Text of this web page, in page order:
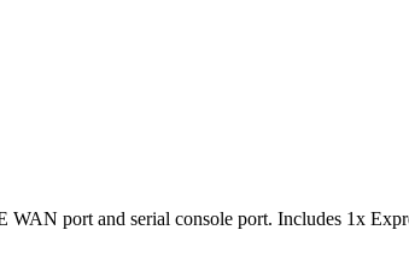
port and serial console port. Includes 1x